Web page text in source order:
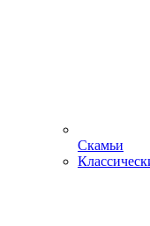
Скамьи